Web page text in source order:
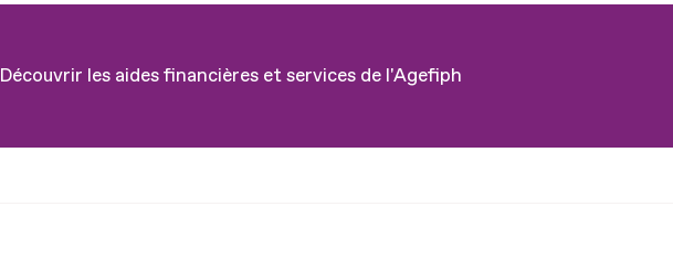
Découvrir les aides financières et services de l'Agefiph